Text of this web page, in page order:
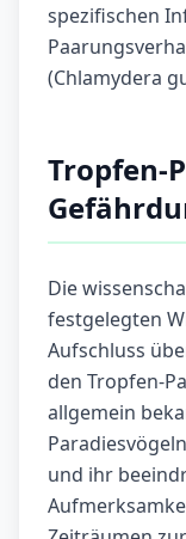
spezifischen
(Chlamydera
Tropfen-
Die
festgelegten
Aufschluss
den Tropfen-
allgemein
und ihr